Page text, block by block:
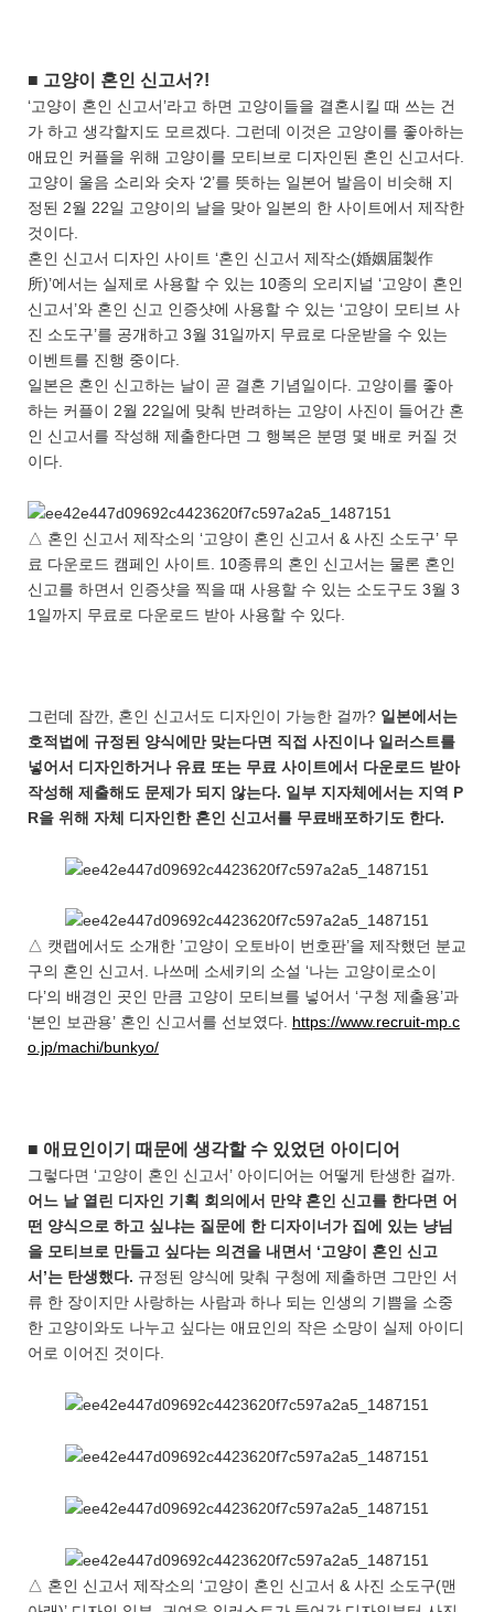
■ 고양이 혼인 신고서?!
‘고양이 혼인 신고서’라고 하면 고양이들을 결혼시킬 때 쓰는 건
가 하고 생각할지도 모르겠다. 그런데 이것은 고양이를 좋아하는
애묘인 커플을 위해 고양이를 모티브로 디자인된 혼인 신고서다.
고양이 울음 소리와 숫자 ‘2’를 뜻하는 일본어 발음이 비슷해 지
정된 2월 22일 고양이의 날을 맞아 일본의 한 사이트에서 제작한
것이다.
혼인 신고서 디자인 사이트 ‘혼인 신고서 제작소(婚姻届製作
所)’에서는 실제로 사용할 수 있는 10종의 오리지널 ‘고양이 혼인
신고서’와 혼인 신고 인증샷에 사용할 수 있는 ‘고양이 모티브 사
진 소도구’를 공개하고 3월 31일까지 무료로 다운받을 수 있는
이벤트를 진행 중이다.
일본은 혼인 신고하는 날이 곧 결혼 기념일이다. 고양이를 좋아
하는 커플이 2월 22일에 맞춰 반려하는 고양이 사진이 들어간 혼
인 신고서를 작성해 제출한다면 그 행복은 분명 몇 배로 커질 것
이다.
△ 혼인 신고서 제작소의 ‘고양이 혼인 신고서 & 사진 소도구’ 무
료 다운로드 캠페인 사이트. 10종류의 혼인 신고서는 물론 혼인
신고를 하면서 인증샷을 찍을 때 사용할 수 있는 소도구도 3월 3
1일까지 무료로 다운로드 받아 사용할 수 있다.
그런데 잠깐, 혼인 신고서도 디자인이 가능한 걸까? 일본에서는
호적법에 규정된 양식에만 맞는다면 직접 사진이나 일러스트를
넣어서 디자인하거나 유료 또는 무료 사이트에서 다운로드 받아
작성해 제출해도 문제가 되지 않는다. 일부 지자체에서는 지역 P
R을 위해 자체 디자인한 혼인 신고서를 무료배포하기도 한다.
△ 캣랩에서도 소개한 ’고양이 오토바이 번호판’을 제작했던 분교
구의 혼인 신고서. 나쓰메 소세키의 소설 ‘나는 고양이로소이
다’의 배경인 곳인 만큼 고양이 모티브를 넣어서 ‘구청 제출용’과
‘본인 보관용’ 혼인 신고서를 선보였다. https://www.recruit-mp.c
o.jp/machi/bunkyo/
■ 애묘인이기 때문에 생각할 수 있었던 아이디어
그렇다면 ‘고양이 혼인 신고서’ 아이디어는 어떻게 탄생한 걸까.
어느 날 열린 디자인 기획 회의에서 만약 혼인 신고를 한다면 어
떤 양식으로 하고 싶냐는 질문에 한 디자이너가 집에 있는 냥님
을 모티브로 만들고 싶다는 의견을 내면서 ‘고양이 혼인 신고
서’는 탄생했다. 규정된 양식에 맞춰 구청에 제출하면 그만인 서
류 한 장이지만 사랑하는 사람과 하나 되는 인생의 기쁨을 소중
한 고양이와도 나누고 싶다는 애묘인의 작은 소망이 실제 아이디
어로 이어진 것이다.
△ 혼인 신고서 제작소의 ‘고양이 혼인 신고서 & 사진 소도구(맨